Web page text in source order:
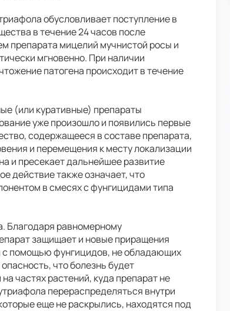
обусловливает поступление в
в течение 24 часов после
препарата мицелий мучнистой росы и
мгновенно. При наличии
патогена происходит в течение
(или куративные) препараты
уже произошло и появились первые
содержащееся в составе препарата,
и перемещения к месту локализации
и пресекает дальнейшее развитие
действие также означает, что
в смесях с фунгицидами типа
Благодаря равномерному
защищает и новые приращения
с помощью фунгицидов, не обладающих
что болезнь будет
частях растений, куда препарат не
перераспределяться внутри
еще не раскрылись, находятся под